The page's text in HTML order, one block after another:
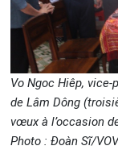
Vo Ngoc Hiêp,
de Lâm Dông
vœux à l’occasion
Photo : Đoàn Sĩ/